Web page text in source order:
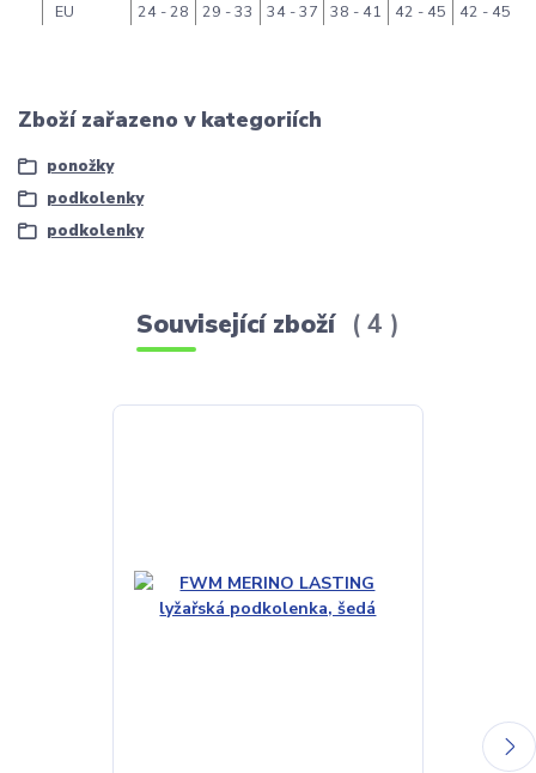
EU 24 - 28 29 - 33 34 - 37 38 - 41 42 - 45 42 - 45
Zboží zařazeno v kategoriích
ponožky
podkolenky
podkolenky
Související zboží 4